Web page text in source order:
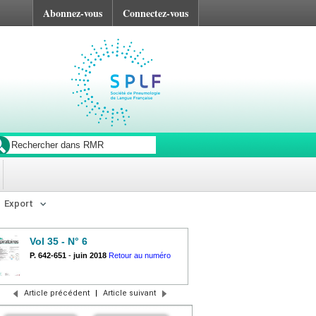
Abonnez-vous Connectez-vous
Export
Vol 35 - N° 6
P. 642-651 - juin 2018 Retour au numéro
Article précédent | Article suivant